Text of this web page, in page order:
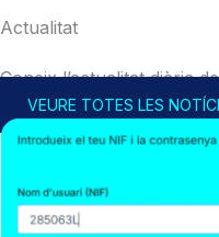
Actualitat
Coneix l’actualitat diària
VEURE TOTES LES